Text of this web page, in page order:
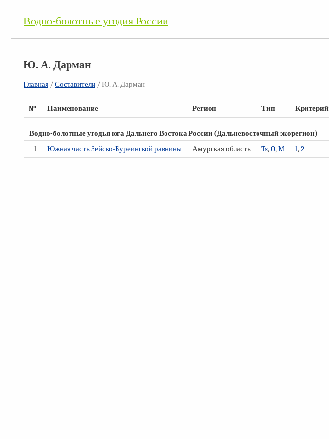
Водно-болотные угодия России
Ю. А. Дарман
Главная /Составители / Ю. А. Дарман
№ Наименование Регион Тип Критерий
Водно-болотные угодья юга Дальнего Востока России (Дальневосточный экорегион)
1
Южная часть Зейско-Буреинской равнины Амурская область Ts,O,M 1,2